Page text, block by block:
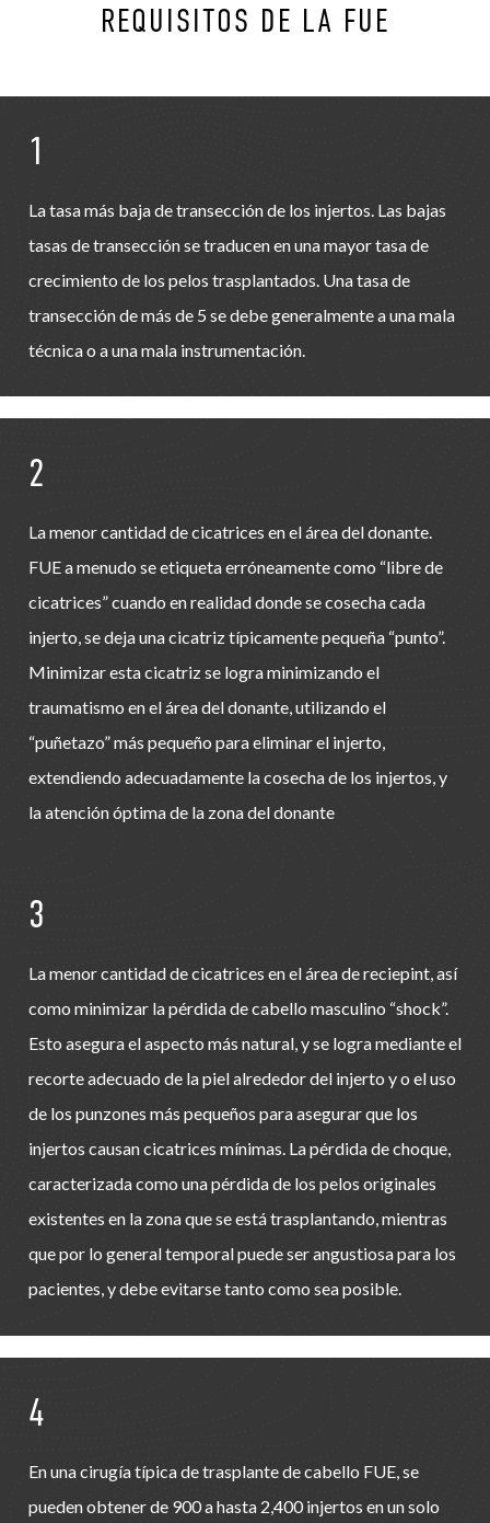
REQUISITOS DE LA FUE
1
La tasa más baja de transección de los injertos. Las bajas
tasas de transección se traducen en una mayor tasa de
crecimiento de los pelos trasplantados. Una tasa de
transección de más de 5 se debe generalmente a una mala
técnica o a una mala instrumentación.
2
La menor cantidad de cicatrices en el área del donante.
FUE a menudo se etiqueta erróneamente como “libre de
cicatrices” cuando en realidad donde se cosecha cada
injerto, se deja una cicatriz típicamente pequeña “punto”.
Minimizar esta cicatriz se logra minimizando el
traumatismo en el área del donante, utilizando el
“puñetazo” más pequeño para eliminar el injerto,
extendiendo adecuadamente la cosecha de los injertos, y
la atención óptima de la zona del donante
3
La menor cantidad de cicatrices en el área de reciepint, así
como minimizar la pérdida de cabello masculino “shock”.
Esto asegura el aspecto más natural, y se logra mediante el
recorte adecuado de la piel alrededor del injerto y o el uso
de los punzones más pequeños para asegurar que los
injertos causan cicatrices mínimas. La pérdida de choque,
caracterizada como una pérdida de los pelos originales
existentes en la zona que se está trasplantando, mientras
que por lo general temporal puede ser angustiosa para los
pacientes, y debe evitarse tanto como sea posible.
4
En una cirugía típica de trasplante de cabello FUE, se
pueden obtener de 900 a hasta 2,400 injertos en un solo